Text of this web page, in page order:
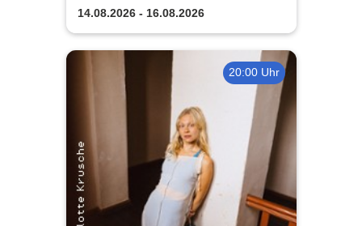
14.08.2026 - 16.08.2026
20:00 Uhr